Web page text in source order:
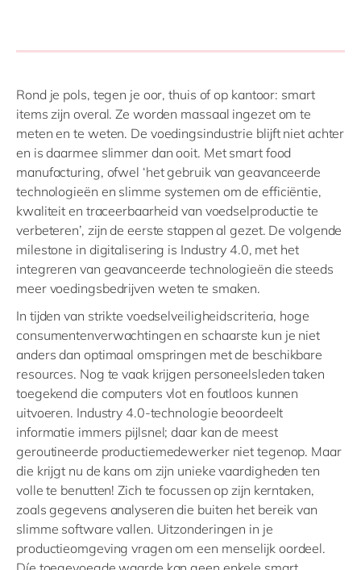
Rond je pols, tegen je oor, thuis of op kantoor: smart
items zijn overal. Ze worden massaal ingezet om te
meten en te weten. De voedingsindustrie blijft niet achter
en is daarmee slimmer dan ooit. Met smart food
manufacturing, ofwel ‘het gebruik van geavanceerde
technologieën en slimme systemen om de efficiëntie,
kwaliteit en traceerbaarheid van voedselproductie te
verbeteren’, zijn de eerste stappen al gezet. De volgende
milestone in digitalisering is Industry 4.0, met het
integreren van geavanceerde technologieën die steeds
meer voedingsbedrijven weten te smaken.
In tijden van strikte voedselveiligheidscriteria, hoge
consumentenverwachtingen en schaarste kun je niet
anders dan optimaal omspringen met de beschikbare
resources. Nog te vaak krijgen personeelsleden taken
toegekend die computers vlot en foutloos kunnen
uitvoeren. Industry 4.0-technologie beoordeelt
informatie immers pijlsnel; daar kan de meest
geroutineerde productiemedewerker niet tegenop. Maar
die krijgt nu de kans om zijn unieke vaardigheden ten
volle te benutten! Zich te focussen op zijn kerntaken,
zoals gegevens analyseren die buiten het bereik van
slimme software vallen. Uitzonderingen in je
productieomgeving vragen om een menselijk oordeel.